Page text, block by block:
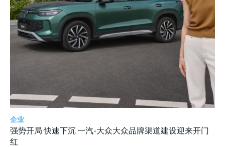
企业
强势开局 快速下沉 一汽-大众大众品牌渠道建设迎来开门
红